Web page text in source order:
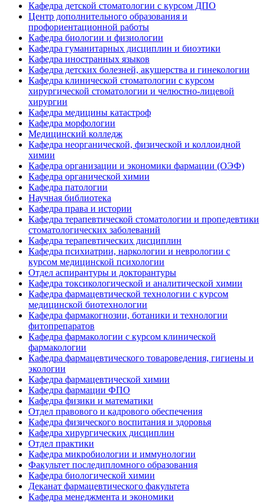
Кафедра детской стоматологии с курсом ДПО
Центр дополнительного образования и
профориентационной работы
Кафедра биологии и физиологии
Кафедра гуманитарных дисциплин и биоэтики
Кафедра иностранных языков
Кафедра детских болезней, акушерства и гинекологии
Кафедра клинической стоматологии с курсом
хирургической стоматологии и челюстно-лицевой
хирургии
Кафедра медицины катастроф
Кафедра морфологии
Медицинский колледж
Кафедра неорганической, физической и коллоидной
химии
Кафедра организации и экономики фармации (ОЭФ)
Кафедра органической химии
Кафедра патологии
Научная библиотека
Кафедра права и истории
Кафедра терапевтической стоматологии и пропедевтики
стоматологических заболеваний
Кафедра терапевтических дисциплин
Кафедра психиатрии, наркологии и неврологии с
курсом медицинской психологии
Отдел аспирантуры и докторантуры
Кафедра токсикологической и аналитической химии
Кафедра фармацевтической технологии с курсом
медицинской биотехнологии
Кафедра фармакогнозии, ботаники и технологии
фитопрепаратов
Кафедра фармакологии с курсом клинической
фармакологии
Кафедра фармацевтического товароведения, гигиены и
экологии
Кафедра фармацевтической химии
Кафедра фармации ФПО
Кафедра физики и математики
Отдел правового и кадрового обеспечения
Кафедра физического воспитания и здоровья
Кафедра хирургических дисциплин
Отдел практики
Кафедра микробиологии и иммунологии
Факультет последипломного образования
Кафедра биологической химии
Деканат фармацевтического факультета
Кафедра менеджмента и экономики